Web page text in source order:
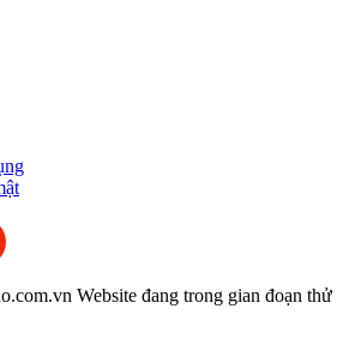
Website đang trong gian đoạn thử